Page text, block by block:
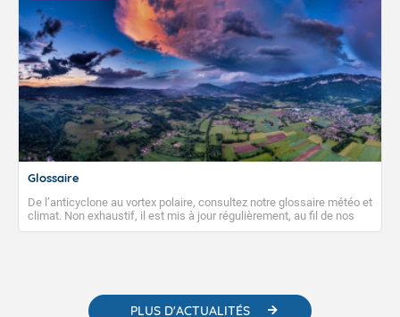
Glossaire
De l’anticyclone au vortex polaire, consultez notre glossaire météo et
climat. Non exhaustif, il est mis à jour régulièrement, au fil de nos
publications. Vous y trouverez également des liens utiles vers nos
PLUS D'ACTUALITÉS